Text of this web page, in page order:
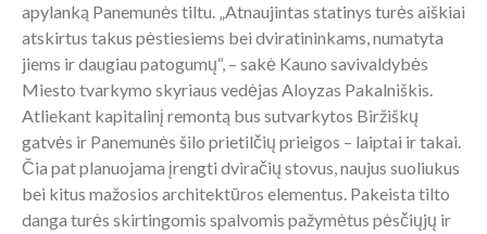
apylanką Panemunės tiltu. „Atnaujintas statinys turės aiškiai
atskirtus takus pėstiesiems bei dviratininkams, numatyta
jiems ir daugiau patogumų“, – sakė Kauno savivaldybės
Miesto tvarkymo skyriaus vedėjas Aloyzas Pakalniškis.
Atliekant kapitalinį remontą bus sutvarkytos Biržiškų
gatvės ir Panemunės šilo prietilčių prieigos – laiptai ir takai.
Čia pat planuojama įrengti dviračių stovus, naujus suoliukus
bei kitus mažosios architektūros elementus. Pakeista tilto
danga turės skirtingomis spalvomis pažymėtus pėsčiųjų ir